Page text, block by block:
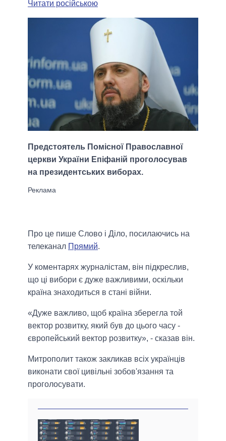
Читати російською
Предстоятель Помісної Православної
церкви України Епіфаній проголосував
на президентських виборах.
Про це пише Слово і Діло, посилаючись на
телеканал Прямий.
У коментарях журналістам, він підкреслив,
що ці вибори є дуже важливими, оскільки
країна знаходиться в стані війни.
«Дуже важливо, щоб країна зберегла той
вектор розвитку, який був до цього часу -
європейський вектор розвитку», - сказав він.
Митрополит також закликав всіх українців
виконати свої цивільні зобов'язання та
проголосувати.